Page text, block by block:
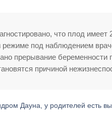
что плод
под наблюдением
прерывание
причиной
Дауна, у родителей есть